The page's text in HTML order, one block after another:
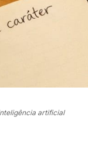
artificial